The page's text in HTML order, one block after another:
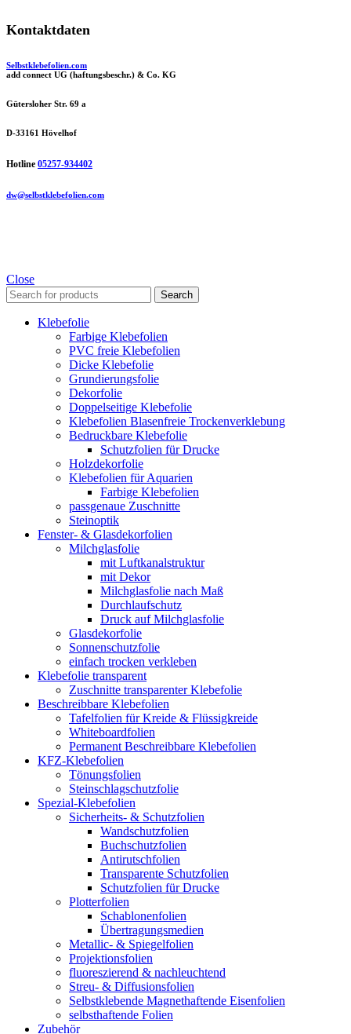
Kontaktdaten
Selbstklebefolien.com
add connect UG (haftungsbeschr.) & Co. KG
Gütersloher Str. 69 a
D-33161 Hövelhof
Hotline 05257-934402
dw@selbstklebefolien.com
Close
Search
Klebefolie
Farbige Klebefolien
PVC freie Klebefolien
Dicke Klebefolie
Grundierungsfolie
Dekorfolie
Doppelseitige Klebefolie
Klebefolien Blasenfreie Trockenverklebung
Bedruckbare Klebefolie
Schutzfolien für Drucke
Holzdekorfolie
Klebefolien für Aquarien
Farbige Klebefolien
passgenaue Zuschnitte
Steinoptik
Fenster- & Glasdekorfolien
Milchglasfolie
mit Luftkanalstruktur
mit Dekor
Milchglasfolie nach Maß
Durchlaufschutz
Druck auf Milchglasfolie
Glasdekorfolie
Sonnenschutzfolie
einfach trocken verkleben
Klebefolie transparent
Zuschnitte transparenter Klebefolie
Beschreibbare Klebefolien
Tafelfolien für Kreide & Flüssigkreide
Whiteboardfolien
Permanent Beschreibbare Klebefolien
KFZ-Klebefolien
Tönungsfolien
Steinschlagschutzfolie
Spezial-Klebefolien
Sicherheits- & Schutzfolien
Wandschutzfolien
Buchschutzfolien
Antirutschfolien
Transparente Schutzfolien
Schutzfolien für Drucke
Plotterfolien
Schablonenfolien
Übertragungsmedien
Metallic- & Spiegelfolien
Projektionsfolien
fluoreszierend & nachleuchtend
Streu- & Diffusionsfolien
Selbstklebende Magnethaftende Eisenfolien
selbsthaftende Folien
Zubehör